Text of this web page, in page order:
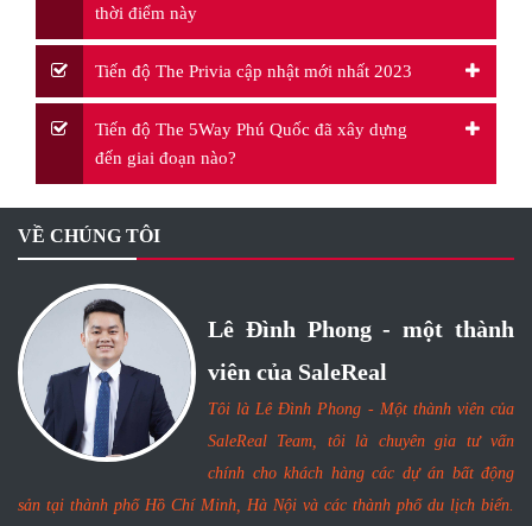
thời điểm này
Tiến độ The Privia cập nhật mới nhất 2023
Tiến độ The 5Way Phú Quốc đã xây dựng
đến giai đoạn nào?
VỀ CHÚNG TÔI
Lê Đình Phong - một thành
viên của SaleReal
Tôi là Lê Đình Phong - Một thành viên của
SaleReal Team, tôi là chuyên gia tư vấn
chính cho khách hàng các dự án bất động
sản tại thành phố Hồ Chí Minh, Hà Nội và các thành phố du lịch biển.